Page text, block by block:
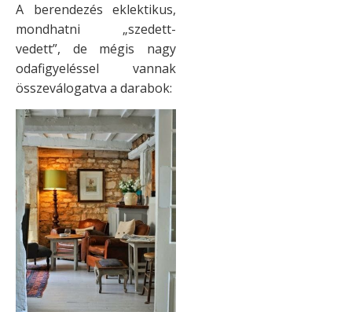
A berendezés eklektikus,
mondhatni „szedett-
vedett”, de mégis nagy
odafigyeléssel vannak
összeválogatva a darabok: